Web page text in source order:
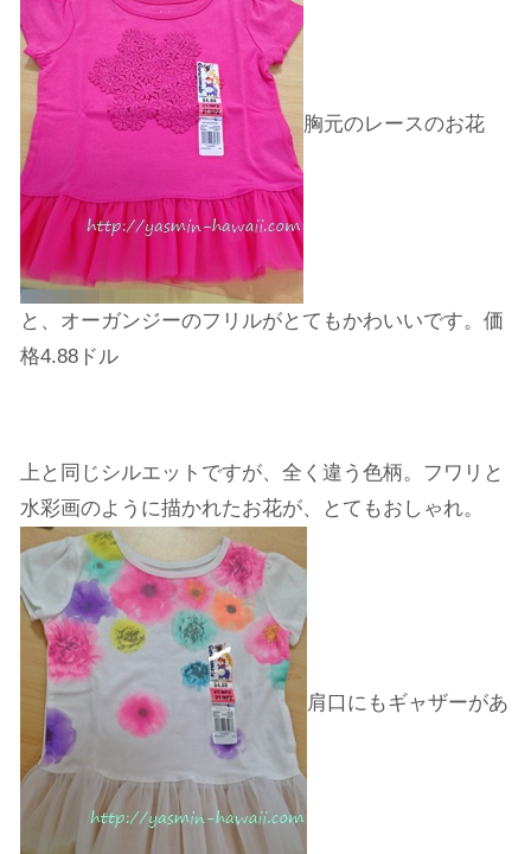
胸元のレースのお花
と、オーガンジーのフリルがとてもかわいいです。価
格4.88ドル
上と同じシルエットですが、全く違う色柄。フワリと
水彩画のように描かれたお花が、とてもおしゃれ。
肩口にもギャザーがあ